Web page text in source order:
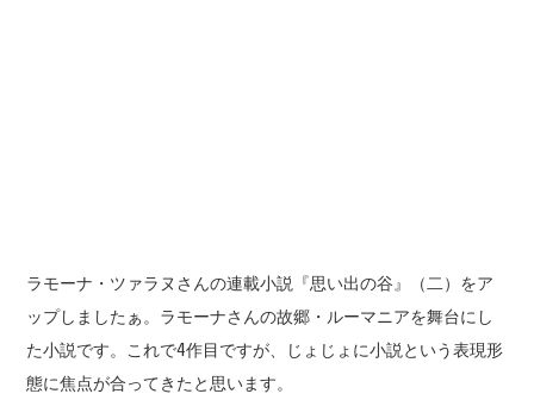
ラモーナ・ツァラヌさんの連載小説『思い出の谷』（二）をア
ップしましたぁ。ラモーナさんの故郷・ルーマニアを舞台にし
た小説です。これで4作目ですが、じょじょに小説という表現形
態に焦点が合ってきたと思います。